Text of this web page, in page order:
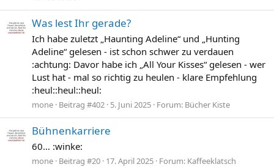
Was lest Ihr gerade?
Ich habe zuletzt „Haunting Adeline“ und „Hunting
Adeline“ gelesen - ist schon schwer zu verdauen
:achtung: Davor habe ich „All Your Kisses“ gelesen - wer
Lust hat - mal so richtig zu heulen - klare Empfehlung
:heul::heul::heul:
mone Beitrag #402 5. Juni 2025 Forum: Bücher Kiste
Bühnenkarriere
60… :winke:
mone Beitrag #20 17. April 2025 Forum: Kaffeeklatsch